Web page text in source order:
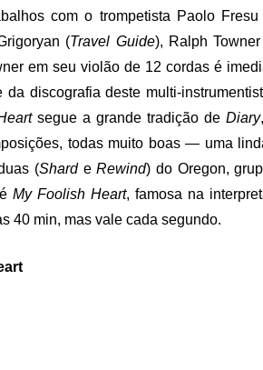
com o trompetista Paolo Fresu
(Travel Guide), Ralph
em seu violão de 12 cordas é
da discografia deste multi-
segue a grande tradição de Diary,
todas muito boas — uma
(ShardeRewind) do Oregon,
éMy Foolish Heart, famosa na
40 min, mas vale cada segundo.